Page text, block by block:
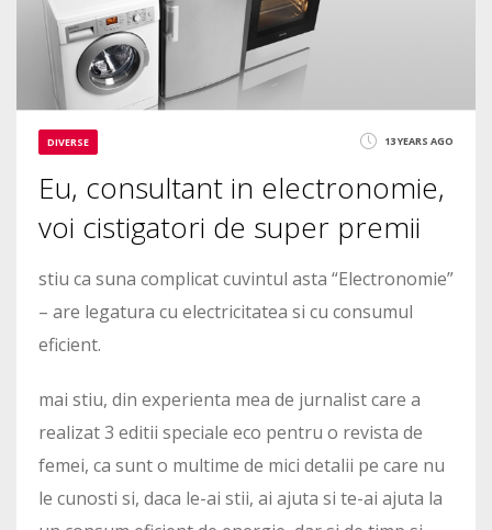
DIVERSE 13 YEARS AGO
Eu, consultant in electronomie,
voi cistigatori de super premii
stiu ca suna complicat cuvintul asta “Electronomie”
– are legatura cu electricitatea si cu consumul
eficient.
mai stiu, din experienta mea de jurnalist care a
realizat 3 editii speciale eco pentru o revista de
femei, ca sunt o multime de mici detalii pe care nu
le cunosti si, daca le-ai stii, ai ajuta si te-ai ajuta la